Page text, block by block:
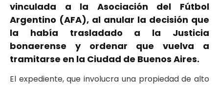
vinculada a la Asociación del Fútbol
Argentino (AFA), al anular la decisión que
la había trasladado a la Justicia
bonaerense y ordenar que vuelva a
tramitarse en la Ciudad de Buenos Aires.
El expediente, que involucra una propiedad de alto